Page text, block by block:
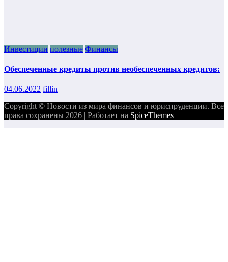
Инвестиции полезные Финансы
Обеспеченные кредиты против необеспеченных кредитов:
04.06.2022 fillin
Copyright © Новости из мира финансов и юриспруденции. Все
права сохранены 2026 | Работает на SpiceThemes